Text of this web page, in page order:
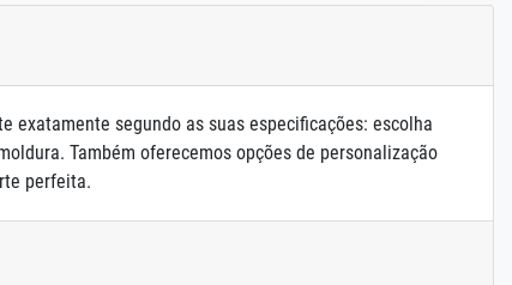
segundo as suas especificações: escolha
Também oferecemos opções de personalização
perfeita.